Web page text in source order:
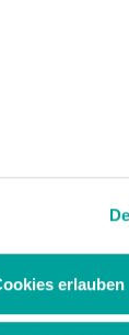
erlauben